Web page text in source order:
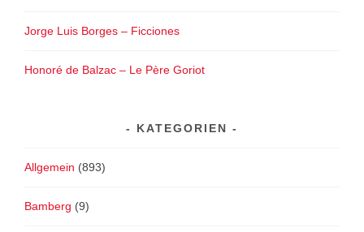
Jorge Luis Borges – Ficciones
Honoré de Balzac – Le Père Goriot
KATEGORIEN
Allgemein (893)
Bamberg (9)